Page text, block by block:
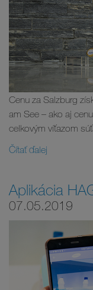
Cenu za Salzburg
am See – ako aj
celkovým víťazom
Čítať ďalej
Aplikácia
07.05.2019